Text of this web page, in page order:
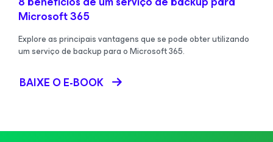
Microsoft 365
Explore as principais vantagens que se pode obter utilizando
um serviço de backup para o Microsoft 365.
BAIXE O E-BOOK